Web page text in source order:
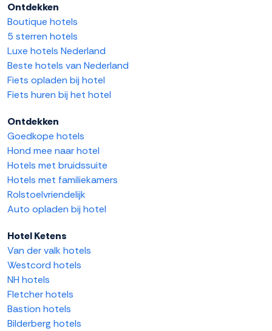
Ontdekken
Boutique hotels
5 sterren hotels
Luxe hotels Nederland
Beste hotels van Nederland
Fiets opladen bij hotel
Fiets huren bij het hotel
Ontdekken
Goedkope hotels
Hond mee naar hotel
Hotels met bruidssuite
Hotels met familiekamers
Rolstoelvriendelijk
Auto opladen bij hotel
Hotel Ketens
Van der valk hotels
Westcord hotels
NH hotels
Fletcher hotels
Bastion hotels
Bilderberg hotels